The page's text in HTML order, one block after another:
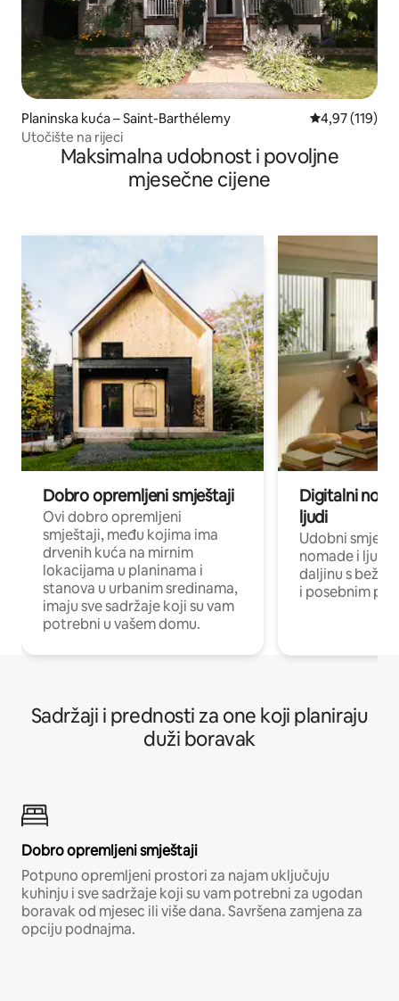
Planinska kuća – Saint-Barthélemy Prosječna
4,97 (119)
Utočište na rijeci
Maksimalna udobnost i povoljne
mjesečne cijene
Dobro opremljeni smještaji
Ovi dobro opremljeni
smještaji, među kojima ima
drvenih kuća na mirnim
lokacijama u planinama i
stanova u urbanim sredinama,
imaju sve sadržaje koji su vam
potrebni u vašem domu.
Digitalni
ljudi
Udobni
nomade i ljude
daljinu s
i posebnim
Sadržaji i prednosti za one koji planiraju
duži boravak
Dobro opremljeni smještaji
Potpuno opremljeni prostori za najam uključuju
kuhinju i sve sadržaje koji su vam potrebni za ugodan
boravak od mjesec ili više dana. Savršena zamjena za
opciju podnajma.